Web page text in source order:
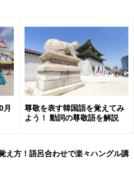
次のページへ
月
尊敬を表す韓国語を覚えてみ
よう！ 動詞の尊敬語を解説
え方！語呂合わせで楽々ハングル講